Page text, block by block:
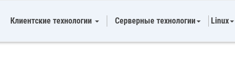
Клиентские технологии Серверные технологии Linux